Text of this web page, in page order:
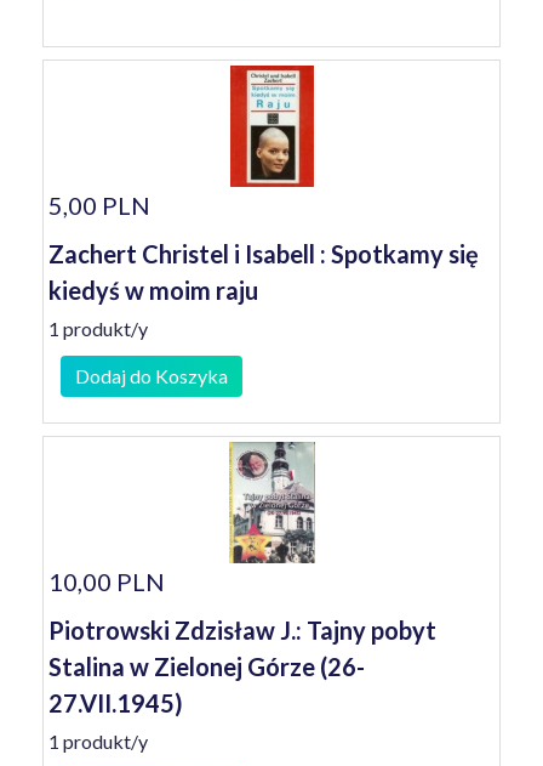
5,00 PLN
Zachert Christel i Isabell : Spotkamy się
kiedyś w moim raju
1 produkt/y
Dodaj do Koszyka
10,00 PLN
Piotrowski Zdzisław J.: Tajny pobyt
Stalina w Zielonej Górze (26-
27.VII.1945)
1 produkt/y